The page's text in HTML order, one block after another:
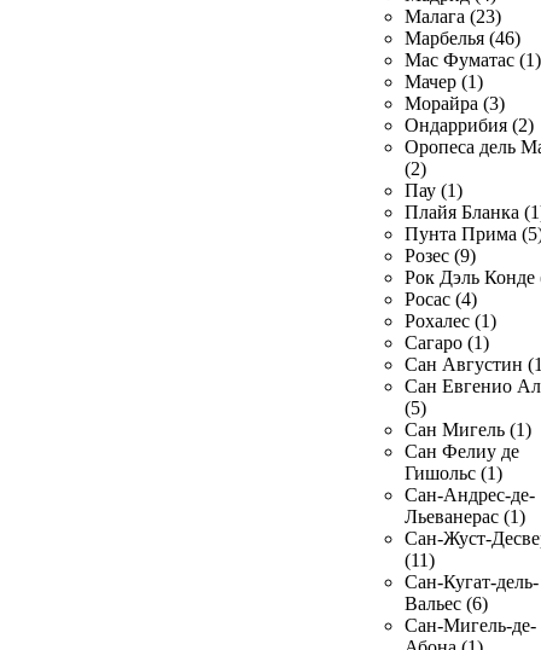
Малага (23)
Марбелья (46)
Мас Фуматас (1)
Мачер (1)
Морайра (3)
Ондаррибия (2)
Оропеса дель
(2)
Пау (1)
Плайя Бланка
Пунта Прима
Розес (9)
Рок Дэль Конде
Росас (4)
Рохалес (1)
Сагаро (1)
Сан Августин
Сан Евгенио
(5)
Сан Мигель (1)
Сан Фелиу де
Гишольс (1)
Сан-Андрес-де-
Льеванерас (1)
Сан-Жуст-
(11)
Сан-Кугат-дель-
Вальес (6)
Сан-Мигель-де-